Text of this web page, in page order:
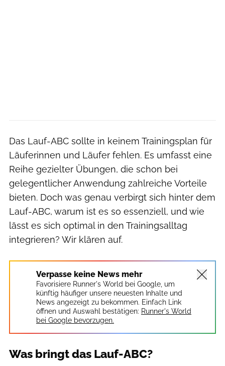
Das Lauf-ABC sollte in keinem Trainingsplan für
Läuferinnen und Läufer fehlen. Es umfasst eine
Reihe gezielter Übungen, die schon bei
gelegentlicher Anwendung zahlreiche Vorteile
bieten. Doch was genau verbirgt sich hinter dem
Lauf-ABC, warum ist es so essenziell, und wie
lässt es sich optimal in den Trainingsalltag
integrieren? Wir klären auf.
Verpasse keine News mehr
Favorisiere Runner's World bei Google, um
künftig häufiger unsere neuesten Inhalte und
News angezeigt zu bekommen. Einfach Link
öffnen und Auswahl bestätigen: Runner's World
bei Google bevorzugen.
Was bringt das Lauf-ABC?